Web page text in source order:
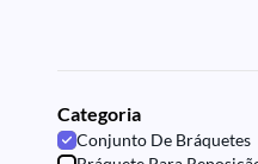
Categoria
Conjunto De Bráquetes